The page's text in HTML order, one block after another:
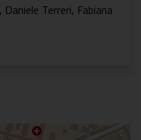
Terreri, Fabiana